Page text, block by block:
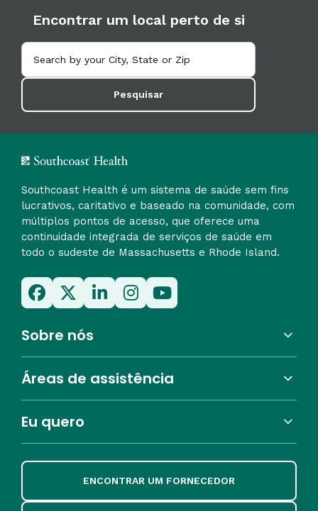
Encontrar um local perto de si
Pesquisar
Southcoast Health é um sistema de saúde sem fins
lucrativos, caritativo e baseado na comunidade, com
múltiplos pontos de acesso, que oferece uma
continuidade integrada de serviços de saúde em
todo o sudeste de Massachusetts e Rhode Island.
Sobre nós
Áreas de assistência
Eu quero
ENCONTRAR UM FORNECEDOR